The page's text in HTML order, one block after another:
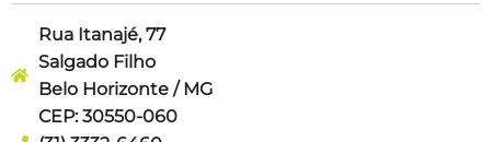
Rua Itanajé, 77
Salgado Filho
Belo Horizonte / MG
CEP: 30550-060